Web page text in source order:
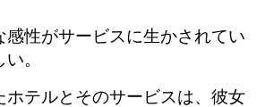
感性がサービスに生かされてい
。
ホテルとそのサービスは、彼女